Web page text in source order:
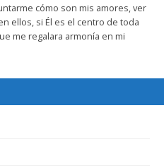
cómo son mis amores, ver
ellos, si Él es el centro de toda
me regalara armonía en mi